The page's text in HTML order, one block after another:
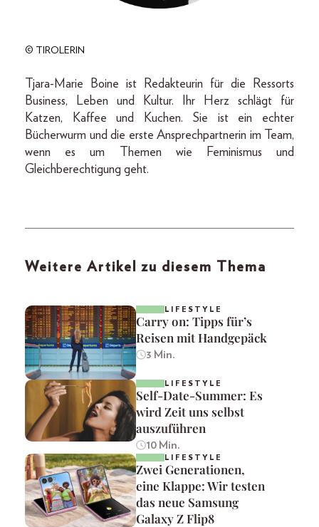
© TIROLERIN
Tjara-Marie Boine ist Redakteurin für die Ressorts
Business, Leben und Kultur. Ihr Herz schlägt für
Katzen, Kaffee und Kuchen. Sie ist ein echter
Bücherwurm und die erste Ansprechpartnerin im Team,
wenn es um Themen wie Feminismus und
Gleichberechtigung geht.
Weitere Artikel zu diesem Thema
LIFESTYLE
Carry on: Tipps für’s
Reisen mit Handgepäck
3 Min.
LIFESTYLE
Self-Date-Summer: Es
wird Zeit uns selbst
auszuführen
10 Min.
LIFESTYLE
Zwei Generationen,
eine Klappe: Wir testen
das neue Samsung
Galaxy Z Flip8